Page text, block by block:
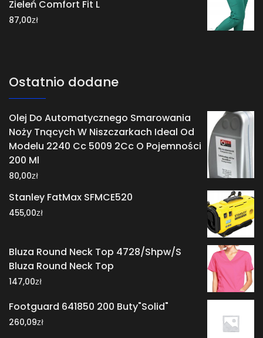
Zieleń Comfort Fit L
87,00zł
Ostatnio dodane
Olej Do Automatycznego Smarowania
Noży Tnących W Niszczarkach Ideal Od
Modelu 2240 Cc 5009 2Cc O Pojemności
200 Ml
80,00zł
Stanley FatMax SFMCE520
455,00zł
Bluza Round Neck Top 4728/Shpw/S
Bluza Round Neck Top
147,00zł
Footguard 641850 200 Buty"Solid"
260,09zł